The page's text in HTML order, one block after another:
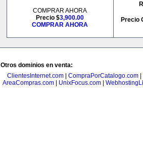
COMPRAR AHORA
Precio $3,900.00
COMPRAR AHORA
Precio
Otros dominios en venta:
ClientesInternet.com
CompraPorCatalogo.com
AreaCompras.com
UnixFocus.com